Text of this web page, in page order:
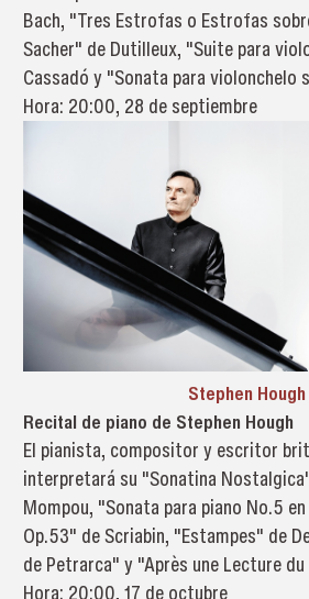
Bach, "Tres Estrofas o Estrofas
Sacher" de Dutilleux, "Suite para
Cassadó y "Sonata para violonchelo
Hora: 20:00, 28 de septiembre
Stephen Hough
Recital de piano de Stephen Hough
El pianista, compositor y escritor
interpretará su "Sonatina
Mompou, "Sonata para piano No.5
Op.53" de Scriabin, "Estampes" de
de Petrarca" y "Après une Lecture
Hora: 20:00, 17 de octubre